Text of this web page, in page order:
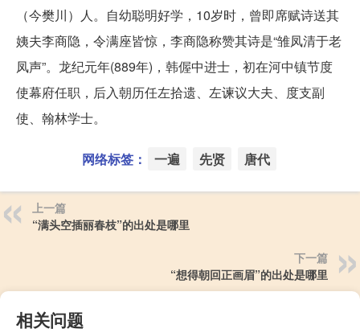
（今樊川）人。自幼聪明好学，10岁时，曾即席赋诗送其
姨夫李商隐，令满座皆惊，李商隐称赞其诗是“雏凤清于老
凤声”。龙纪元年(889年)，韩偓中进士，初在河中镇节度
使幕府任职，后入朝历任左拾遗、左谏议大夫、度支副
使、翰林学士。
网络标签： 一遍 先贤 唐代
上一篇
“满头空插丽春枝”的出处是哪里
下一篇
“想得朝回正画眉”的出处是哪里
相关问题